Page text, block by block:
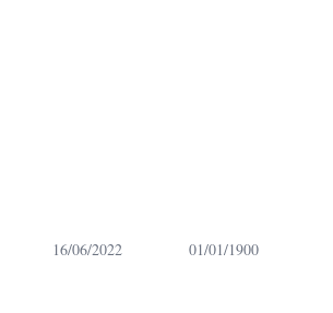
16/06/2022 01/01/1900